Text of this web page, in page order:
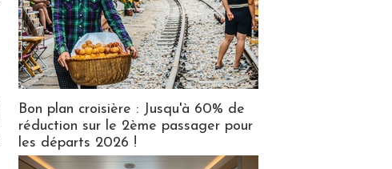
Bon plan croisière : Jusqu'à 60% de
réduction sur le 2ème passager pour
les départs 2026 !